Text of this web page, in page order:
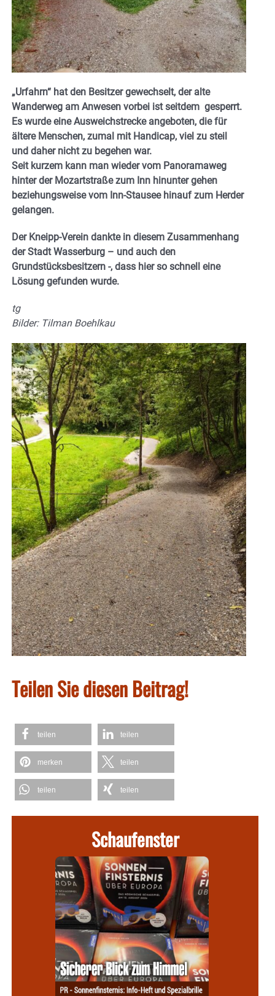
„Urfahrn“ hat den Besitzer gewechselt, der alte
Wanderweg am Anwesen vorbei ist seitdem gesperrt.
Es wurde eine Ausweichstrecke angeboten, die für
ältere Menschen, zumal mit Handicap, viel zu steil
und daher nicht zu begehen war.
Seit kurzem kann man wieder vom Panoramaweg
hinter der Mozartstraße zum Inn hinunter gehen
beziehungsweise vom Inn-Stausee hinauf zum Herder
gelangen.
Der Kneipp-Verein dankte in diesem Zusammenhang
der Stadt Wasserburg – und auch den
Grundstücksbesitzern -, dass hier so schnell eine
Lösung gefunden wurde.
tg
Bilder: Tilman Boehlkau
Teilen Sie diesen Beitrag!
teilen teilen
merken teilen
teilen teilen
Schaufenster